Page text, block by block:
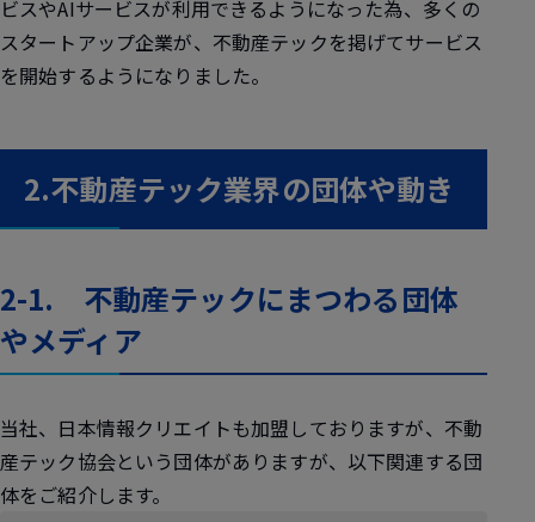
ビスやAIサービスが利用できるようになった為、多くの
スタートアップ企業が、不動産テックを掲げてサービス
を開始するようになりました。
2.不動産テック業界の団体や動き
2-1. 不動産テックにまつわる団体
やメディア
当社、日本情報クリエイトも加盟しておりますが、不動
産テック協会という団体がありますが、以下関連する団
体をご紹介します。